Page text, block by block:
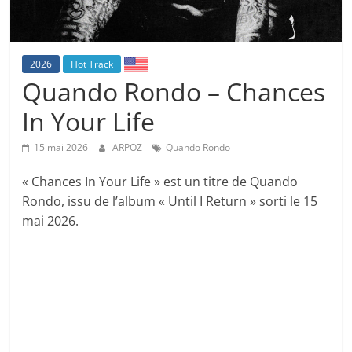
2026 Hot Track
Quando Rondo – Chances
In Your Life
15 mai 2026 ARPOZ Quando Rondo
« Chances In Your Life » est un titre de Quando
Rondo, issu de l’album « Until I Return » sorti le 15
mai 2026.